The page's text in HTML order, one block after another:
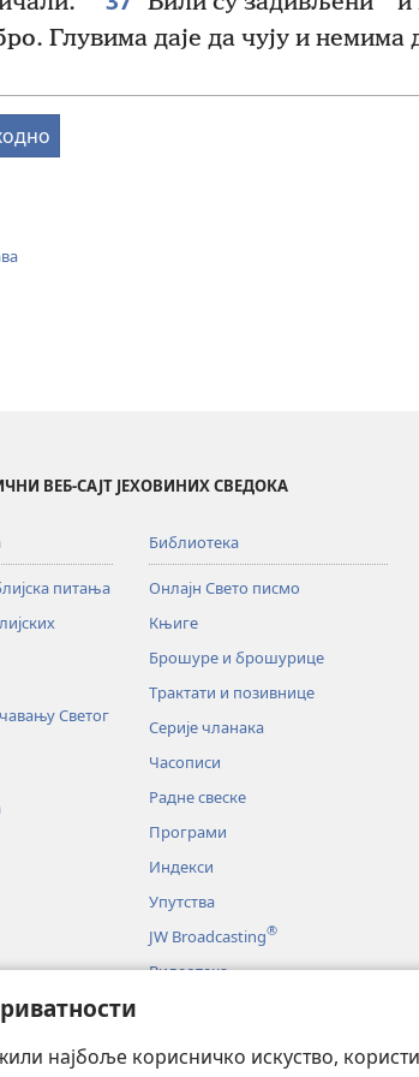
најбоље корисничко искуство,
Глувима даје да чују и немима
ВЕБ-САЈТ ЈЕХОВИНИХ СВЕДОКА
питања
Светог
Библиотека
Онлајн Свето писмо
Књиге
Брошуре и брошурице
Трактати и позивнице
Серије чланака
Часописи
Радне свеске
Програми
Индекси
Упутства
JW Broadcasting®
Видеотека